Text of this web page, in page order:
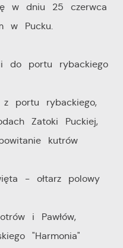
w dniu 25 czerwca
w Pucku.
do portu rybackiego
z portu rybackiego,
Zatoki Puckiej,
kutrów
- ołtarz polowy
i Pawłów,
"Harmonia"
do Twoich
zgody na
cookies gwarantuje
na stronie.
nam rozwijać się i
uzyskanie informacji
nam na ocenę
pod względem ich
Zgromadzone
zanonimizowanej.
pliki cookies
prezentujemy Ci
na stronach
prezentowania Ci